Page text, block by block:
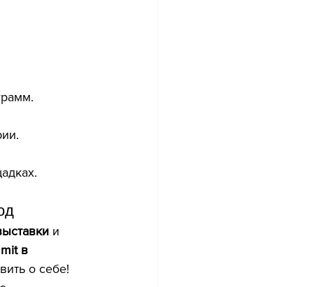
и
в
о себе!